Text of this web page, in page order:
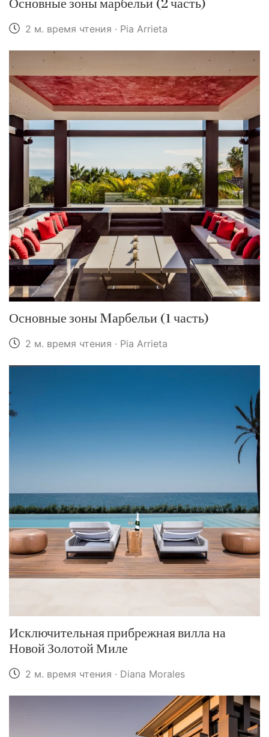
Основные зоны марбельи (2 часть)
2 м. время чтения · Pia Arrieta
Основные зоны Mарбельи (1 часть)
2 м. время чтения · Pia Arrieta
Исключительная прибрежная вилла на
Новой Золотой Миле
2 м. время чтения · Diana Morales